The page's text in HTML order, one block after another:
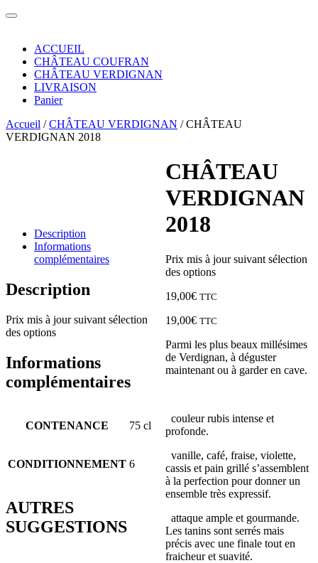
ACCUEIL
CHÂTEAU COUFRAN
CHÂTEAU VERDIGNAN
LIVRAISON
Panier
Accueil /CHÂTEAU VERDIGNAN / CHÂTEAU
VERDIGNAN 2018
CHÂTEAU
VERDIGNAN
2018
Prix mis à jour suivant sélection
des options
19,00€ TTC
19,00€ TTC
Parmi les plus beaux millésimes
de Verdignan, à déguster
maintenant ou à garder en cave.
couleur rubis intense et
profonde.
vanille, café, fraise, violette,
cassis et pain grillé s’assemblent
à la perfection pour donner un
ensemble très expressif.
attaque ample et gourmande.
Les tanins sont serrés mais
précis avec une finale tout en
fraicheur et suavité.
Description
Informations
complémentaires
Description
Prix mis à jour suivant sélection
des options
Informations
complémentaires
CONTENANCE 75 cl
CONDITIONNEMENT 6
AUTRES
SUGGESTIONS